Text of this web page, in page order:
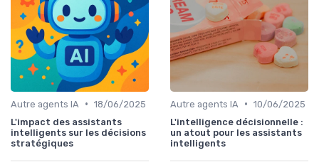
Autre agents IA • 18/06/2025
L'impact des assistants
intelligents sur les décisions
stratégiques
Autre agents IA • 10/06/2025
L'intelligence décisionnelle :
un atout pour les assistants
intelligents